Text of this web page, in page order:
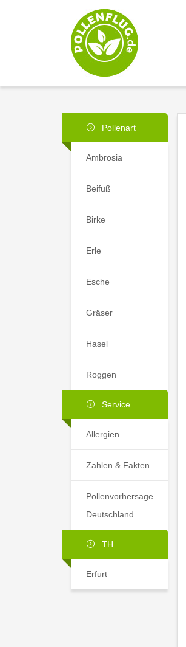
Pollenart
Ambrosia
Beifuß
Birke
Erle
Esche
Gräser
Hasel
Roggen
Service
Allergien
Zahlen & Fakten
Pollenvorhersage
Deutschland
TH
Erfurt